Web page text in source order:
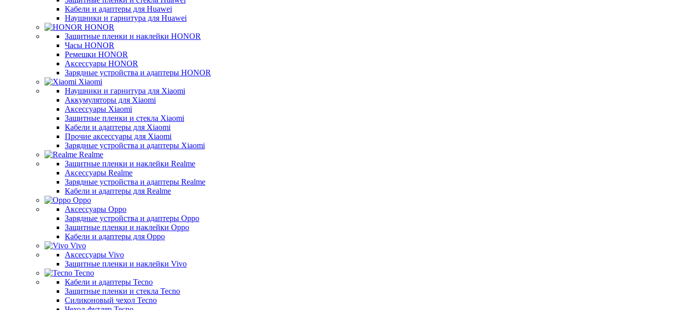
Кабели и адаптеры для Huawei
Наушники и гарнитура для Huawei
HONOR
Защитные пленки и наклейки HONOR
Часы HONOR
Ремешки HONOR
Аксессуары HONOR
Зарядные устройства и адаптеры HONOR
Xiaomi
Наушники и гарнитура для Xiaomi
Аккумуляторы для Xiaomi
Аксессуары Xiaomi
Защитные пленки и стекла Xiaomi
Кабели и адаптеры для Xiaomi
Прочие аксессуары для Xiaomi
Зарядные устройства и адаптеры Xiaomi
Realme
Защитные пленки и наклейки Realme
Аксессуары Realme
Зарядные устройства и адаптеры Realme
Кабели и адаптеры для Realme
Oppo
Аксессуары Oppo
Зарядные устройства и адаптеры Oppo
Защитные пленки и наклейки Oppo
Кабели и адаптеры для Oppo
Vivo
Аксессуары Vivo
Защитные пленки и наклейки Vivo
Tecno
Кабели и адаптеры Tecno
Защитные пленки и стекла Tecno
Силиконовый чехол Tecno